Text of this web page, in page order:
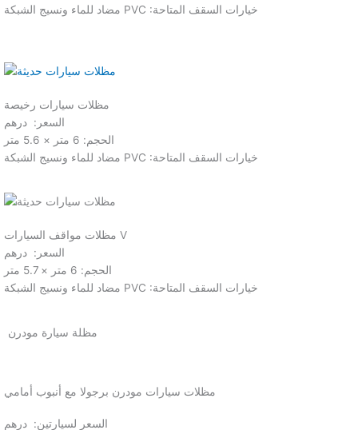
مضاد للماء ونسيج الشبكة PVC :خيارات السقف المتاحة
مظلات سيارات رخيصة
السعر: درهم
الحجم: 6 متر × 5.6 متر
مضاد للماء ونسيج الشبكة PVC :خيارات السقف المتاحة
مظلات مواقف السيارات V
السعر: درهم
الحجم: 6 متر × 5.7 متر
مضاد للماء ونسيج الشبكة PVC :خيارات السقف المتاحة
مظلة سيارة مودرن
مظلات سيارات مودرن برجولا مع أنبوب أمامي
السعر لسيارتين: درهم